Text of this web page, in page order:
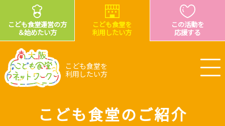
こども食堂運営の方
＆始めたい方
こども食堂を
利用したい方
この活動を
応援する
こども食堂を
利用したい方
こども食堂のご紹介